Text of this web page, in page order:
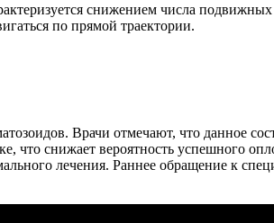
снижением числа
по прямой траектории.
Врачи отмечают, что данное
что снижает вероятность успешного
лечения. Раннее обращение к